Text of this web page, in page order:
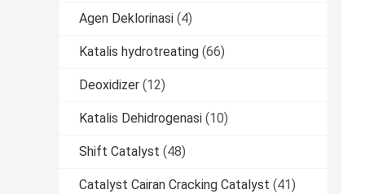
Agen Deklorinasi (4)
Katalis hydrotreating (66)
Deoxidizer (12)
Katalis Dehidrogenasi (10)
Shift Catalyst (48)
Catalyst Cairan Cracking Catalyst (41)